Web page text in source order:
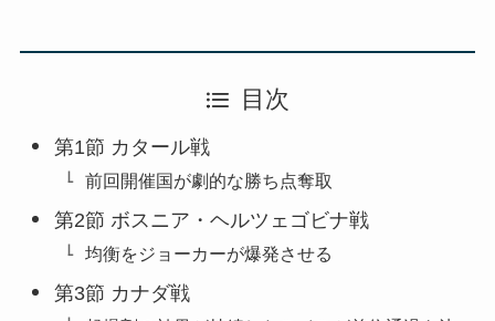
目次
第1節 カタール戦
前回開催国が劇的な勝ち点奪取
第2節 ボスニア・ヘルツェゴビナ戦
均衡をジョーカーが爆発させる
第3節 カナダ戦